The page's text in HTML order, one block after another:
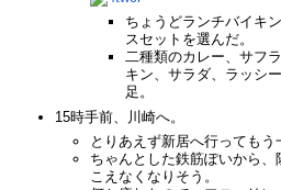
ちょうどランチバイキ
スセットを選んだ。
二種類のカレー、サフ
キン、サラダ、ラッシ
足。
15時手前、川崎へ。
とりあえず新居へ行ってもう
ちゃんとした鉄筋ぽいから
こえなくなりそう。